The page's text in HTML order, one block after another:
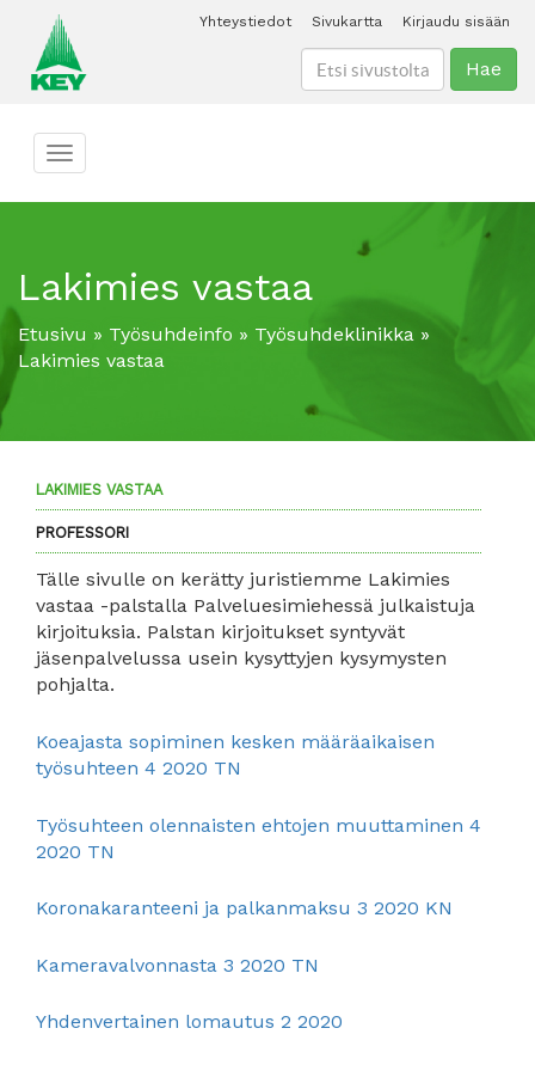
Yhteystiedot Sivukartta Kirjaudu sisään
Hae
Toggle navigation
Lakimies vastaa
Etusivu » Työsuhdeinfo » Työsuhdeklinikka »
Lakimies vastaa
LAKIMIES VASTAA
PROFESSORI
Tälle sivulle on kerätty juristiemme Lakimies
vastaa -palstalla Palveluesimiehessä julkaistuja
kirjoituksia. Palstan kirjoitukset syntyvät
jäsenpalvelussa usein kysyttyjen kysymysten
pohjalta.
Koeajasta sopiminen kesken määräaikaisen
työsuhteen 4 2020 TN
Työsuhteen olennaisten ehtojen muuttaminen 4
2020 TN
Koronakaranteeni ja palkanmaksu 3 2020 KN
Kameravalvonnasta 3 2020 TN
Yhdenvertainen lomautus 2 2020